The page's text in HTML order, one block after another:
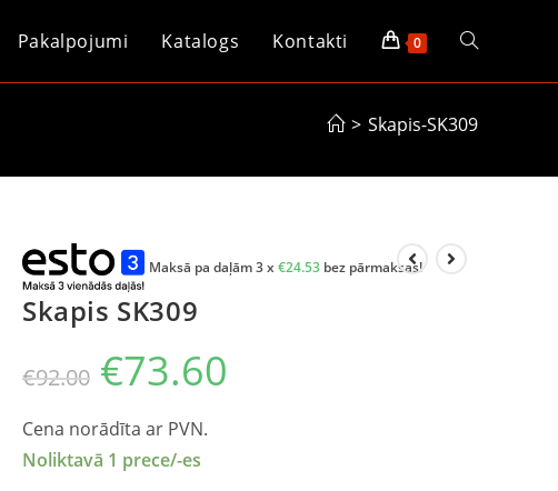
Pakalpojumi Katalogs Kontakti 0
> Skapis-SK309
Maksā pa daļām 3 x€24.53 bez pārmaksas!
Skapis SK309
€92.00 €73.60
Cena norādīta ar PVN.
Noliktavā 1 prece/-es